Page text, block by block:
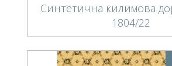
Синтетична килимова
1804/22